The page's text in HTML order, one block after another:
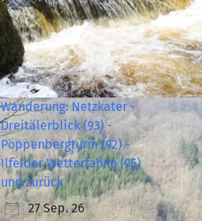
Wanderung: Netzkater -
Dreitälerblick (93) -
Poppenbergturm (92) -
Ilfelder Wetterfahne (95)
und zurück
27 Sep. 26